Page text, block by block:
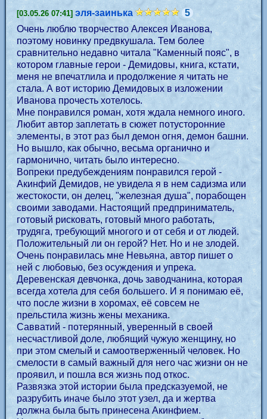
[03.05.26 07:41] эля-заинька
5
Очень люблю творчество Алексея Иванова,
поэтому новинку предвкушала. Тем более
сравнительно недавно читала "Каменный пояс", в
котором главные герои - Демидовы, книга, кстати,
меня не впечатлила и продолжение я читать не
стала. А вот историю Демидовых в изложении
Иванова прочесть хотелось.
Мне понравился роман, хотя ждала немного иного.
Любит автор заплетать в сюжет потусторонние
элементы, в этот раз был демон огня, демон башни.
Но вышло, как обычно, весьма органично и
гармонично, читать было интересно.
Вопреки предубеждениям понравился герой -
Акинфий Демидов, не увидела я в нем садизма или
жестокости, он делец, "железная душа", порабощен
своими заводами. Настоящий предприниматель,
готовый рисковать, готовый много работать,
трудяга, требующий многого и от себя и от людей.
Положительный ли он герой? Нет. Но и не злодей.
Очень понравилась мне Невьяна, автор пишет о
ней с любовью, без осуждения и упрека.
Деревенская девчонка, дочь заводчанина, которая
всегда хотела для себя большего. И я понимаю её,
что после жизни в хоромах, её совсем не
прельстила жизнь жены механика.
Савватий - потерянный, уверенный в своей
несчастливой доле, любящий чужую женщину, но
при этом смелый и самоотверженный человек. Но
смелости в самый важный для него час жизни он не
проявил, и пошла вся жизнь под откос.
Развязка этой истории была предсказуемой, не
разрубить иначе было этот узел, да и жертва
должна была быть принесена Акинфием.